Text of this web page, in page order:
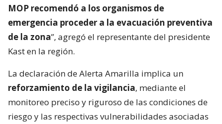
MOP recomendó a los organismos de
emergencia proceder a la evacuación preventiva
de la zona”, agregó el representante del presidente
Kast en la región.
La declaración de Alerta Amarilla implica un
reforzamiento de la vigilancia, mediante el
monitoreo preciso y riguroso de las condiciones de
riesgo y las respectivas vulnerabilidades asociadas